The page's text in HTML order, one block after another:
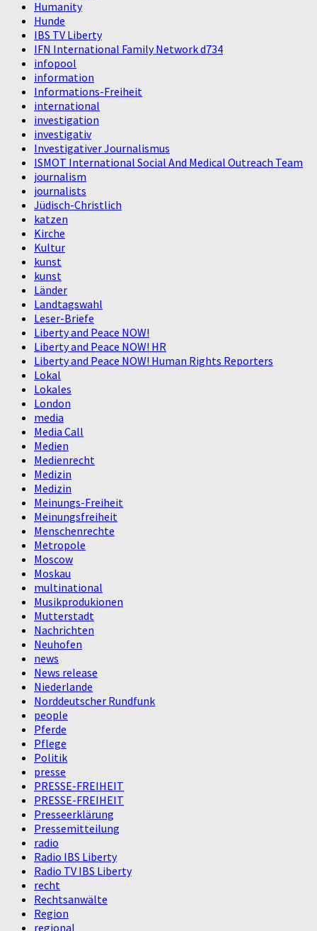
Humanity
Hunde
IBS TV Liberty
IFN International Family Network d734
infopool
information
Informations-Freiheit
international
investigation
investigativ
Investigativer Journalismus
ISMOT International Social And Medical Outreach Team
journalism
journalists
Jüdisch-Christlich
katzen
Kirche
Kultur
kunst
kunst
Länder
Landtagswahl
Leser-Briefe
Liberty and Peace NOW!
Liberty and Peace NOW! HR
Liberty and Peace NOW! Human Rights Reporters
Lokal
Lokales
London
media
Media Call
Medien
Medienrecht
Medizin
Medizin
Meinungs-Freiheit
Meinungsfreiheit
Menschenrechte
Metropole
Moscow
Moskau
multinational
Musikprodukionen
Mutterstadt
Nachrichten
Neuhofen
news
News release
Niederlande
Norddeutscher Rundfunk
people
Pferde
Pflege
Politik
presse
PRESSE-FREIHEIT
PRESSE-FREIHEIT
Presseerklärung
Pressemitteilung
radio
Radio IBS Liberty
Radio TV IBS Liberty
recht
Rechtsanwälte
Region
regional